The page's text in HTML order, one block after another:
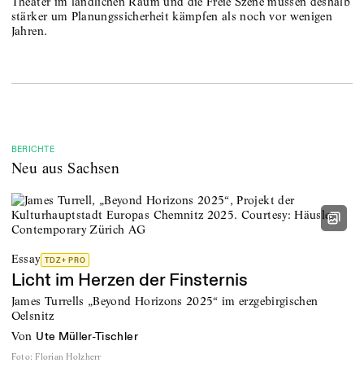
stärker um Planungssicherheit kämpfen als noch vor wenigen
Jahren.
BERICHTE
Neu aus Sachsen
Essay TDZ+ PRO
Licht im Herzen der Finsternis
James Turrells „Beyond Horizons 2025“ im erzgebirgischen
Oelsnitz
von Ute Müller-Tischler
Foto: Florian Holzherr